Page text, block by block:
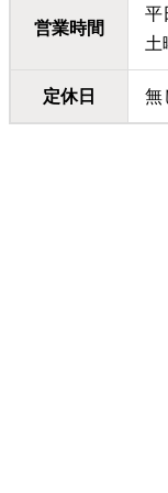
営業時間
平
土
定休日 無